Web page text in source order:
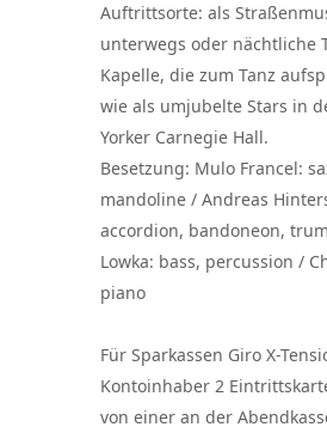
Auftrittsorte: als
unterwegs oder nächtliche
Kapelle, die zum Tanz
wie als umjubelte Stars in
Yorker Carnegie Hall.
Besetzung: Mulo Francel:
mandoline / Andreas
accordion, bandoneon,
Lowka: bass, percussion /
piano
Für Sparkassen Giro X-
Kontoinhaber 2
von einer an der